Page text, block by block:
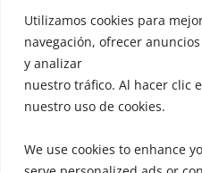
Utilizamos cookies para
navegación, ofrecer
y analizar
nuestro tráfico. Al hacer clic
nuestro uso de cookies.
We use cookies to enhance
Contact
FAQ